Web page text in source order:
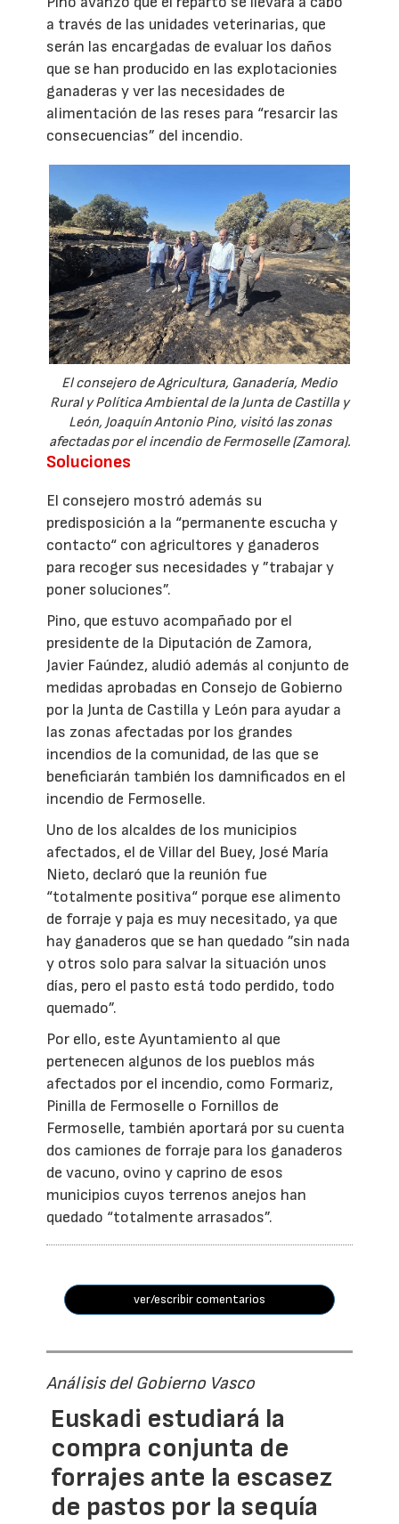
a través de las unidades veterinarias, que
serán las encargadas de evaluar los daños
que se han producido en las explotacionies
ganaderas y ver las necesidades de
alimentación de las reses para “resarcir las
consecuencias” del incendio.
El consejero de Agricultura, Ganadería, Medio
Rural y Política Ambiental de la Junta de Castilla y
León, Joaquín Antonio Pino, visitó las zonas
afectadas por el incendio de Fermoselle (Zamora).
Soluciones
El consejero mostró además su
predisposición a la “permanente escucha y
contacto“ con agricultores y ganaderos
para recoger sus necesidades y ”trabajar y
poner soluciones”.
Pino, que estuvo acompañado por el
presidente de la Diputación de Zamora,
Javier Faúndez, aludió además al conjunto de
medidas aprobadas en Consejo de Gobierno
por la Junta de Castilla y León para ayudar a
las zonas afectadas por los grandes
incendios de la comunidad, de las que se
beneficiarán también los damnificados en el
incendio de Fermoselle.
Uno de los alcaldes de los municipios
afectados, el de Villar del Buey, José María
Nieto, declaró que la reunión fue
“totalmente positiva“ porque ese alimento
de forraje y paja es muy necesitado, ya que
hay ganaderos que se han quedado ”sin nada
y otros solo para salvar la situación unos
días, pero el pasto está todo perdido, todo
quemado”.
Por ello, este Ayuntamiento al que
pertenecen algunos de los pueblos más
afectados por el incendio, como Formariz,
Pinilla de Fermoselle o Fornillos de
Fermoselle, también aportará por su cuenta
dos camiones de forraje para los ganaderos
de vacuno, ovino y caprino de esos
municipios cuyos terrenos anejos han
quedado “totalmente arrasados”.
ver/escribir comentarios
Análisis del Gobierno Vasco
Euskadi estudiará la
compra conjunta de
forrajes ante la escasez
de pastos por la sequía